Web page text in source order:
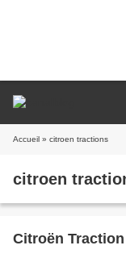
Accueil » citroen tractions
citroen
Citroën